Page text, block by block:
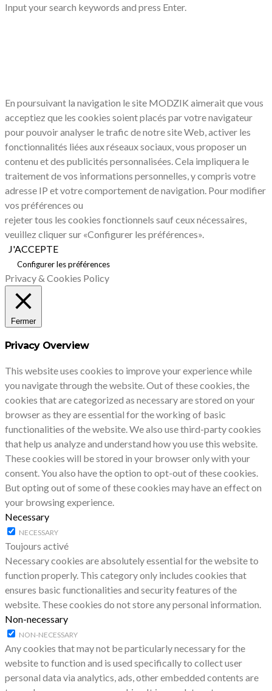
Input your search keywords and press Enter.
En poursuivant la navigation le site MODZIK aimerait que vous
acceptiez que les cookies soient placés par votre navigateur
pour pouvoir analyser le trafic de notre site Web, activer les
fonctionnalités liées aux réseaux sociaux, vous proposer un
contenu et des publicités personnalisées. Cela impliquera le
traitement de vos informations personnelles, y compris votre
adresse IP et votre comportement de navigation. Pour modifier
vos préférences ou
rejeter tous les cookies fonctionnels sauf ceux nécessaires,
veuillez cliquer sur «Configurer les préférences».
J'ACCEPTE
Configurer les préférences
Privacy & Cookies Policy
Fermer
Privacy Overview
This website uses cookies to improve your experience while
you navigate through the website. Out of these cookies, the
cookies that are categorized as necessary are stored on your
browser as they are essential for the working of basic
functionalities of the website. We also use third-party cookies
that help us analyze and understand how you use this website.
These cookies will be stored in your browser only with your
consent. You also have the option to opt-out of these cookies.
But opting out of some of these cookies may have an effect on
your browsing experience.
Necessary
NECESSARY
Toujours activé
Necessary cookies are absolutely essential for the website to
function properly. This category only includes cookies that
ensures basic functionalities and security features of the
website. These cookies do not store any personal information.
Non-necessary
NON-NECESSARY
Any cookies that may not be particularly necessary for the
website to function and is used specifically to collect user
personal data via analytics, ads, other embedded contents are